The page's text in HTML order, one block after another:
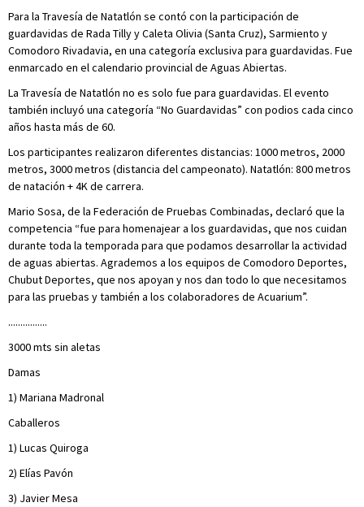
Para la Travesía de Natatlón se contó con la participación de
guardavidas de Rada Tilly y Caleta Olivia (Santa Cruz), Sarmiento y
Comodoro Rivadavia, en una categoría exclusiva para guardavidas. Fue
enmarcado en el calendario provincial de Aguas Abiertas.
La Travesía de Natatlón no es solo fue para guardavidas. El evento
también incluyó una categoría “No Guardavidas” con podios cada cinco
años hasta más de 60.
Los participantes realizaron diferentes distancias: 1000 metros, 2000
metros, 3000 metros (distancia del campeonato). Natatlón: 800 metros
de natación + 4K de carrera.
Mario Sosa, de la Federación de Pruebas Combinadas, declaró que la
competencia “fue para homenajear a los guardavidas, que nos cuidan
durante toda la temporada para que podamos desarrollar la actividad
de aguas abiertas. Agrademos a los equipos de Comodoro Deportes,
Chubut Deportes, que nos apoyan y nos dan todo lo que necesitamos
para las pruebas y también a los colaboradores de Acuarium”.
................
3000 mts sin aletas
Damas
1) Mariana Madronal
Caballeros
1) Lucas Quiroga
2) Elías Pavón
3) Javier Mesa